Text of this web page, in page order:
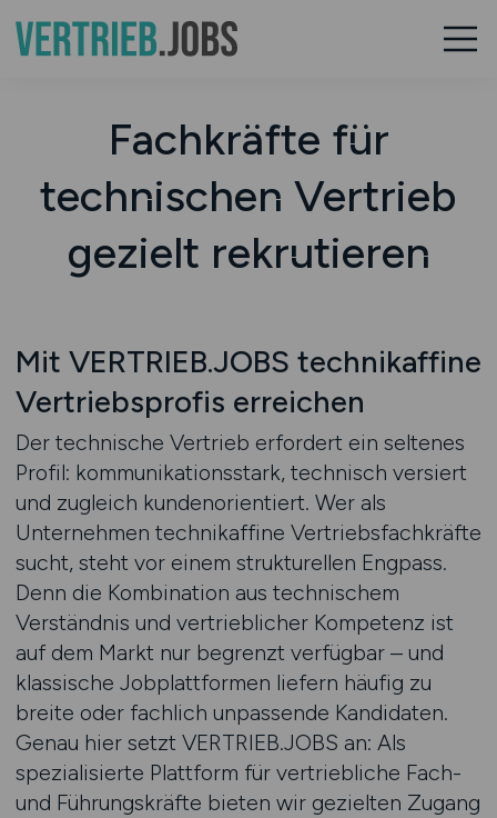
Fachkräfte für
technischen Vertrieb
gezielt rekrutieren
Mit VERTRIEB.JOBS technikaffine
Vertriebsprofis erreichen
Der technische Vertrieb erfordert ein seltenes
Profil: kommunikationsstark, technisch versiert
und zugleich kundenorientiert. Wer als
Unternehmen technikaffine Vertriebsfachkräfte
sucht, steht vor einem strukturellen Engpass.
Denn die Kombination aus technischem
Verständnis und vertrieblicher Kompetenz ist
auf dem Markt nur begrenzt verfügbar – und
klassische Jobplattformen liefern häufig zu
breite oder fachlich unpassende Kandidaten.
Genau hier setzt VERTRIEB.JOBS an: Als
spezialisierte Plattform für vertriebliche Fach-
und Führungskräfte bieten wir gezielten Zugang